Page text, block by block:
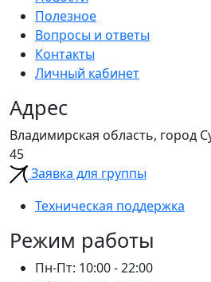
Полезное
Вопросы и ответы
Контакты
Личный кабинет
Адрес
Владимирская область, город
45
Заявка для группы
Техническая поддержка
Режим работы
Пн-Пт: 10:00 - 22:00